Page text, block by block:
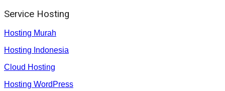
Service Hosting
Hosting Murah
Hosting Indonesia
Cloud Hosting
Hosting WordPress